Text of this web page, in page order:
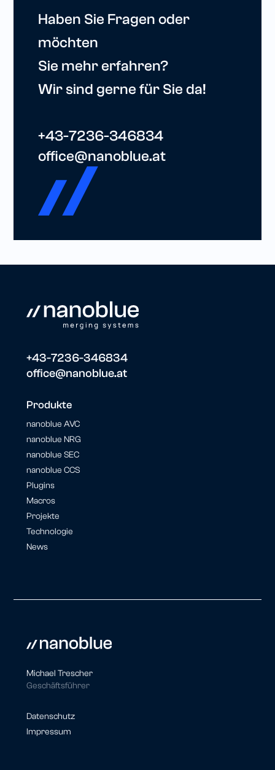
Haben Sie Fragen oder
möchten
Sie mehr erfahren?
Wir sind gerne für Sie da!
+43-7236-346834
office@nanoblue.at
Produkte
nanoblue AVC
nanoblue NRG
nanoblue SEC
nanoblue CCS
Plugins
Macros
Projekte
Technologie
News
+43-7236-346834
office@nanoblue.at
Michael Trescher
Geschäftsführer
Datenschutz
Impressum